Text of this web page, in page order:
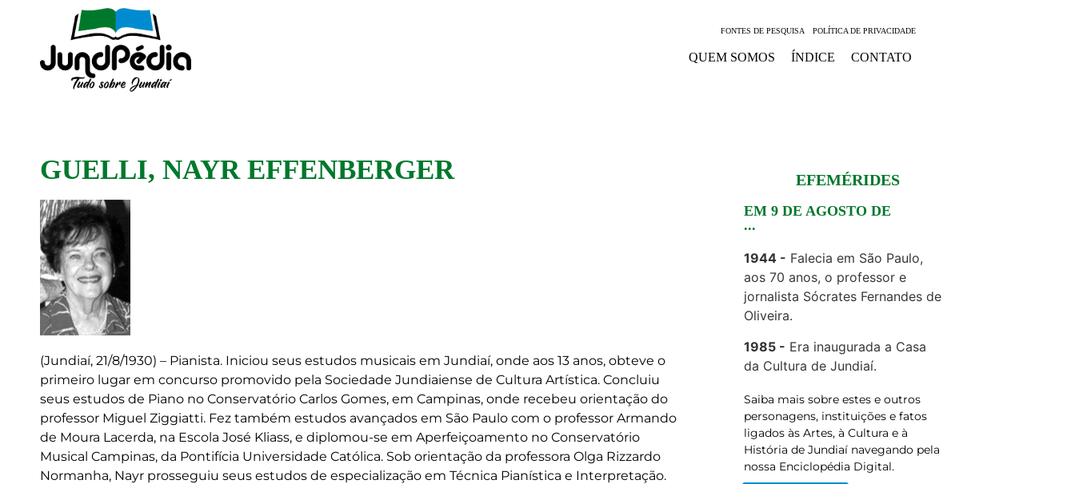
FONTES DE PESQUISA POLÍTICA DE PRIVACIDADE
QUEM SOMOS ÍNDICE CONTATO
GUELLI, NAYR EFFENBERGER
(Jundiaí, 21/8/1930) – Pianista. Iniciou seus estudos musicais em Jundiaí, onde aos 13 anos, obteve o
primeiro lugar em concurso promovido pela Sociedade Jundiaiense de Cultura Artística. Concluiu
seus estudos de Piano no Conservatório Carlos Gomes, em Campinas, onde recebeu orientação do
professor Miguel Ziggiatti. Fez também estudos avançados em São Paulo com o professor Armando
de Moura Lacerda, na Escola José Kliass, e diplomou-se em Aperfeiçoamento no Conservatório
Musical Campinas, da Pontifícia Universidade Católica. Sob orientação da professora Olga Rizzardo
Normanha, Nayr prosseguiu seus estudos de especialização em Técnica Pianística e Interpretação.
EFEMÉRIDES
EM 9 DE AGOSTO DE
...
1944
Falecia em São Paulo,
aos 70 anos, o professor e
jornalista Sócrates Fernandes de
Oliveira.
1985
Era inaugurada a Casa
da Cultura de Jundiaí.
Saiba mais sobre estes e outros
personagens, instituições e fatos
ligados às Artes, à Cultura e à
História de Jundiaí navegando pela
nossa Enciclopédia Digital.